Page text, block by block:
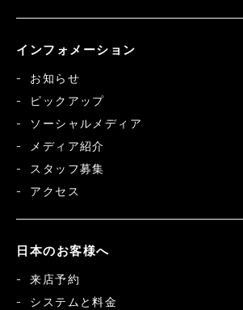
インフォメーション
お知らせ
ピックアップ
ソーシャルメディア
メディア紹介
スタッフ募集
アクセス
日本のお客様へ
来店予約
システムと料金